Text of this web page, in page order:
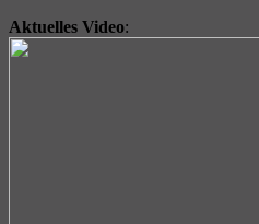
Aktuelles Video: